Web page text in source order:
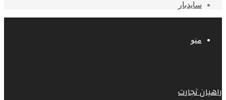
سایدبار
منو
راهیان تجارت